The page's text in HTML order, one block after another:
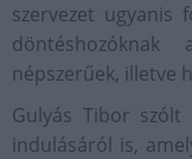
szervezet ugyanis
népszerűek, illetve
Gulyás Tibor
indulásáról is,